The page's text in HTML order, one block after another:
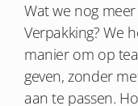
Wat we nog
Verpakking? We
manier om op
geven, zonder
aan te passen.